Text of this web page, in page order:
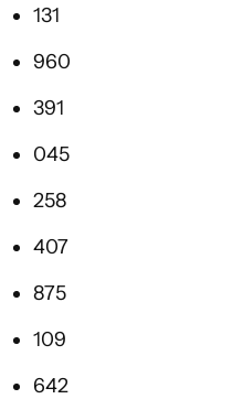
131
960
391
045
258
407
875
109
642